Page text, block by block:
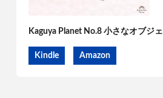
Kaguya Planet No.8 小さなオブジェ
Kindle Amazon